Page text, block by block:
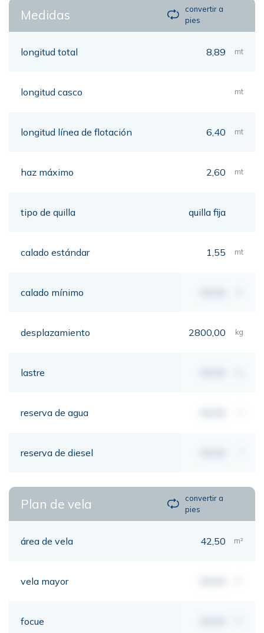
Medidas
convertir a
pies
longitud total 8,89 mt
longitud casco mt
longitud línea de flotación 6,40 mt
haz máximo 2,60 mt
tipo de quilla quilla fija
calado estándar 1,55 mt
calado mínimo
desplazamiento 2800,00 kg
lastre
reserva de agua
reserva de diesel
Plan de vela
convertir a
pies
área de vela 42,50 m²
vela mayor
focue